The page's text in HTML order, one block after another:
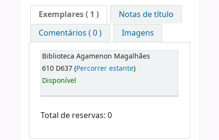
Exemplares( 1 )
Notas de título
Comentários ( 0 )
Imagens
Biblioteca Agamenon Magalhães
610 D637 (Percorrer estante)
Disponível
Total de reservas: 0